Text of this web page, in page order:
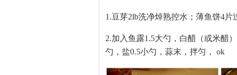
1.豆芽2lb洗净焯熟控水；薄鱼饼4片
2.加入鱼露1.5大勺，白醋（或米醋
勺，盐0.5小勺，蒜末，拌匀， ok